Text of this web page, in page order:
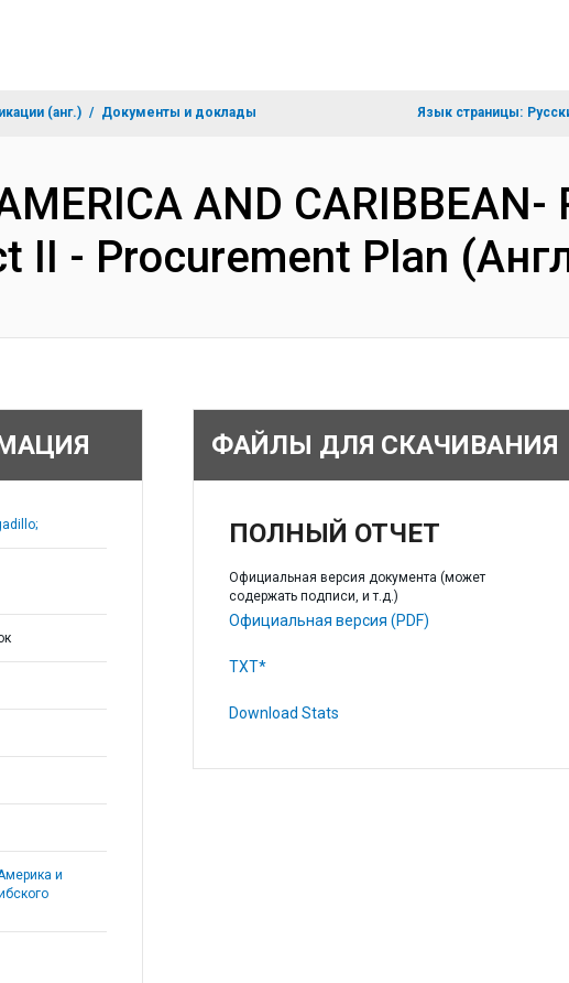
(анг.) Документы и доклады Язык страницы:
AND CARIBBEAN-
II - Procurement Plan
и
ФАЙЛЫ ДЛЯ СКАЧИВАНИЯ
ПОЛНЫЙ ОТЧЕТ
Официальная версия документа (может
содержать подписи, и т.д.)
Официальная версия (PDF)
TXT*
Download Stats